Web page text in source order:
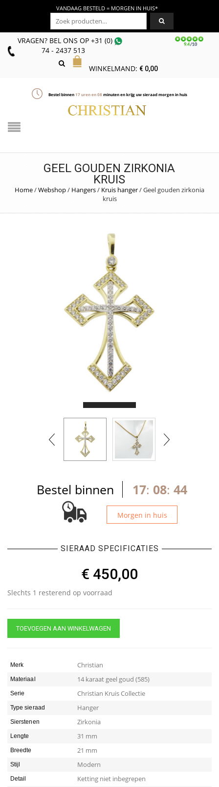
VANDAAG BESTELD = MORGEN IN HUIS*
Zoeken naar:
VRAGEN? BEL ONS OP+31 (0)
74 - 2437 513
WINKELMAND: €0,00
Bestel binnen17uren en08minuten en krijg uw sieraad morgen in huis
GEEL GOUDEN ZIRKONIA
KRUIS
Home/Webshop/ Hangers/ Kruis hanger/Geel gouden zirkonia
kruis
Bestel binnen 17: 08: 44
Morgen in huis
SIERAAD SPECIFICATIES
€ 450,00
Slechts 1 resterend op voorraad
TOEVOEGEN AAN WINKELWAGEN
Merk Christian
Materiaal 14 karaat geel goud (585)
Serie Christian Kruis Collectie
Type sieraad Hanger
Sierstenen Zirkonia
Lengte 31 mm
Breedte 21 mm
Stijl Modern
Detail Ketting niet inbegrepen